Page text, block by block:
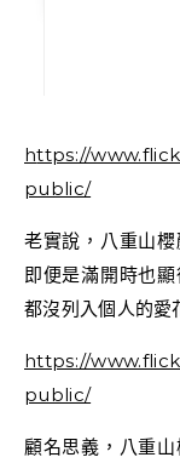
https://www.flickr.com/photos/jessetsao/40635762741/in/dateposted-
public/
老實說，八重山
即便是滿開時也
都沒列入個人的愛
https://
public/
顧名思義，八重